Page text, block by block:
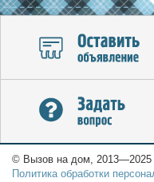
© Вызов на дом, 2013—2025
Политика обработки